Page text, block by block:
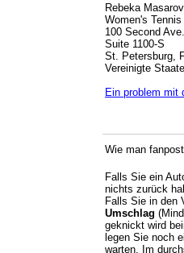
Rebeka
Women's
100 Second
Suite 1100-S
St. Petersburg,
Vereinigte
Ein problem mit
Wie man
Falls Sie ein
nichts zurück
Falls Sie in den
Umschlag
geknickt wird
legen Sie noch
warten. Im